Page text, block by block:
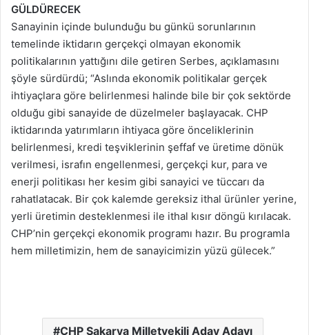
GÜLDÜRECEK
Sanayinin içinde bulunduğu bu günkü sorunlarının
temelinde iktidarın gerçekçi olmayan ekonomik
politikalarının yattığını dile getiren Serbes, açıklamasını
şöyle sürdürdü; “Aslında ekonomik politikalar gerçek
ihtiyaçlara göre belirlenmesi halinde bile bir çok sektörde
olduğu gibi sanayide de düzelmeler başlayacak. CHP
iktidarında yatırımların ihtiyaca göre önceliklerinin
belirlenmesi, kredi teşviklerinin şeffaf ve üretime dönük
verilmesi, israfın engellenmesi, gerçekçi kur, para ve
enerji politikası her kesim gibi sanayici ve tüccarı da
rahatlatacak. Bir çok kalemde gereksiz ithal ürünler yerine,
yerli üretimin desteklenmesi ile ithal kısır döngü kırılacak.
CHP’nin gerçekçi ekonomik programı hazır. Bu programla
hem milletimizin, hem de sanayicimizin yüzü gülecek.”
CHP Sakarya Milletvekili Aday Adayı